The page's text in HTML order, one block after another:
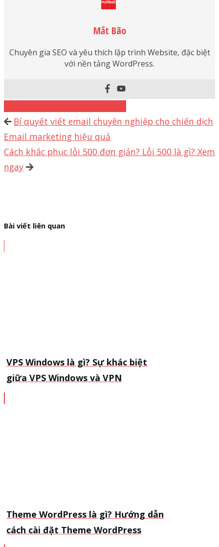
Mắt Bão
Chuyên gia SEO và yêu thích lập trình Website, đặc biệt
với nền tảng WordPress.
Bí quyết viết email chuyên nghiệp cho chiến dịch
Email marketing hiệu quả
Cách khắc phục lỗi 500 đơn giản? Lỗi 500 là gì? Xem
ngay
Bài viết liên quan
VPS Windows là gì? Sự khác biệt
giữa VPS Windows và VPN
Theme WordPress là gì? Hướng dẫn
cách cài đặt Theme WordPress